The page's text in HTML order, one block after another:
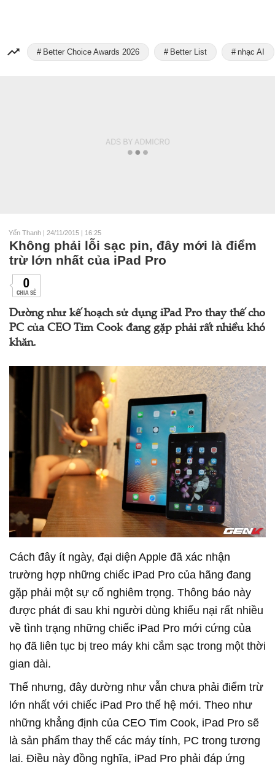
Better Choice Awards 2026 Better List nhạc AI
Yến Thanh | 24/11/2015 | 16:25
Không phải lỗi sạc pin, đây mới là điểm
trừ lớn nhất của iPad Pro
0
CHIA SẺ
Dường như kế hoạch sử dụng iPad Pro thay thế cho
PC của CEO Tim Cook đang gặp phải rất nhiều khó
khăn.
Cách đây ít ngày, đại diện Apple đã xác nhận
trường hợp những chiếc iPad Pro của hãng đang
gặp phải một sự cố nghiêm trọng. Thông báo này
được phát đi sau khi người dùng khiếu nại rất nhiều
về tình trạng những chiếc iPad Pro mới cứng của
họ đã liên tục bị treo máy khi cắm sạc trong một thời
gian dài.
Thế nhưng, đây dường như vẫn chưa phải điểm trừ
lớn nhất với chiếc iPad Pro thế hệ mới. Theo như
những khẳng định của CEO Tim Cook, iPad Pro sẽ
là sản phẩm thay thế các máy tính, PC trong tương
lai. Điều này đồng nghĩa, iPad Pro phải đáp ứng